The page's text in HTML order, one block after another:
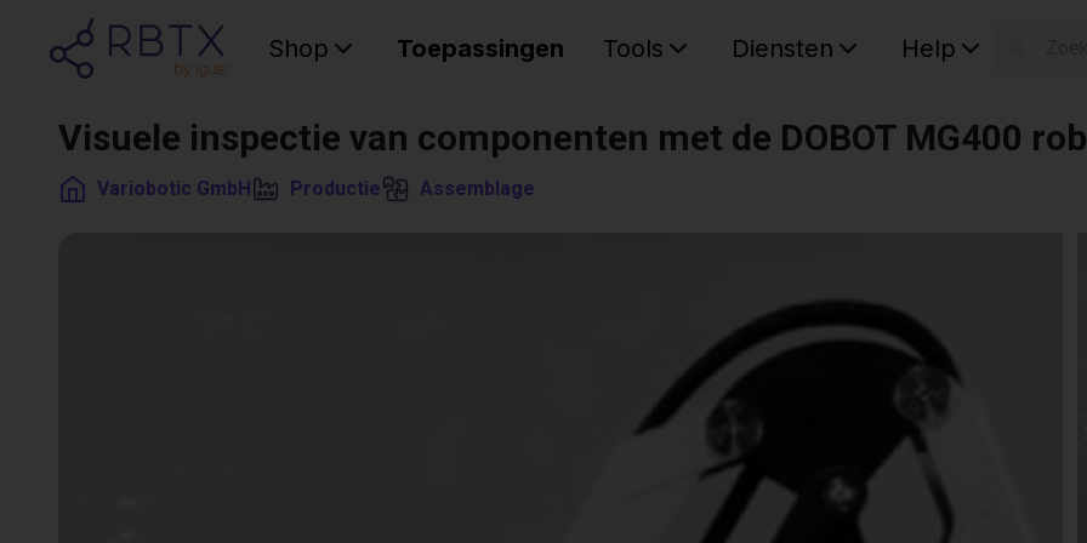
Shop Toepassingen Tools Diensten Help
Visuele inspectie van componenten met de DOBOT MG400
Variobotic GmbH Productie Assemblage